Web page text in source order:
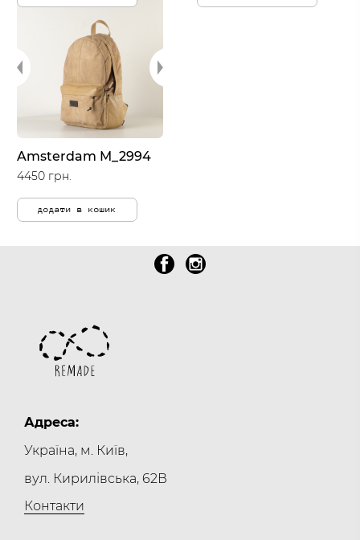
Amsterdam M_2994
4450 грн.
додати в кошик
Адреса:
Україна, м. Київ,
вул. Кирилівська, 62В
Контакти